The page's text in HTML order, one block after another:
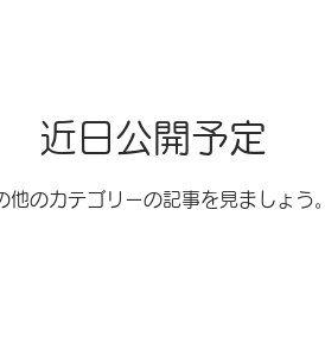
近日公開予定
他のカテゴリーの記事を見ましょう。